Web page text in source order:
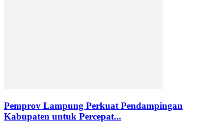
Pemprov Lampung Perkuat Pendampingan
Kabupaten untuk Percepat...